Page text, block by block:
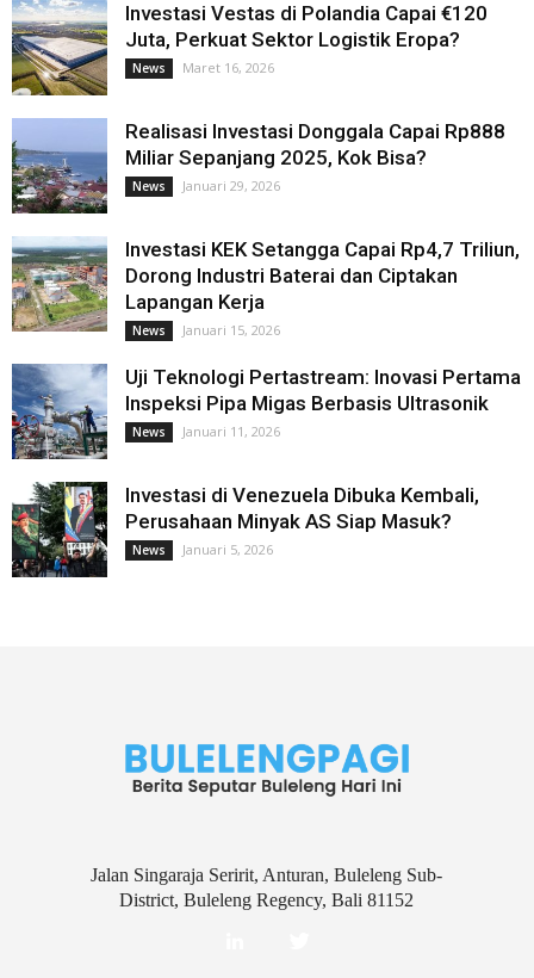
Investasi Vestas di Polandia Capai €120
Juta, Perkuat Sektor Logistik Eropa?
News Maret 16, 2026
Realisasi Investasi Donggala Capai Rp888
Miliar Sepanjang 2025, Kok Bisa?
News Januari 29, 2026
Investasi KEK Setangga Capai Rp4,7 Triliun,
Dorong Industri Baterai dan Ciptakan
Lapangan Kerja
News Januari 15, 2026
Uji Teknologi Pertastream: Inovasi Pertama
Inspeksi Pipa Migas Berbasis Ultrasonik
News Januari 11, 2026
Investasi di Venezuela Dibuka Kembali,
Perusahaan Minyak AS Siap Masuk?
News Januari 5, 2026
Jalan Singaraja Seririt, Anturan, Buleleng Sub-
District, Buleleng Regency, Bali 81152